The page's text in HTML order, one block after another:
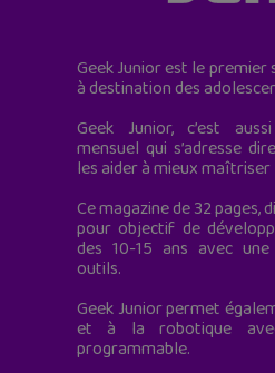
Geek Junior est le
à destination des
Geek Junior, c’est
mensuel qui s’adresse
les aider à mieux
Ce magazine de 32
pour objectif de
des 10-15 ans avec
outils.
Geek Junior permet
et à la robotique
programmable.